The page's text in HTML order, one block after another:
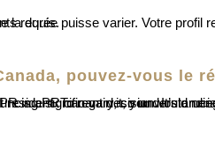
les documents requis.
pouvez-vous le